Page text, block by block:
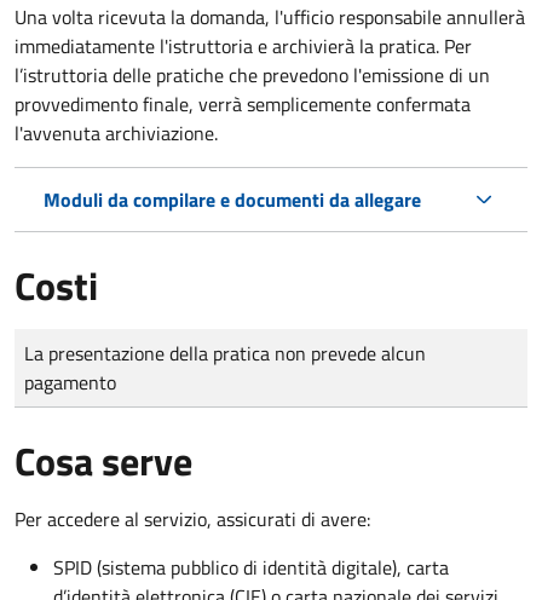
Una volta ricevuta la domanda, l'ufficio responsabile annullerà
immediatamente l'istruttoria e archivierà la pratica. Per
l’istruttoria delle pratiche che prevedono l'emissione di un
provvedimento finale, verrà semplicemente confermata
l'avvenuta archiviazione.
Moduli da compilare e documenti da allegare
Costi
Tipo di pagamento
Importo
La presentazione della pratica non prevede alcun
pagamento
Cosa serve
Per accedere al servizio, assicurati di avere:
SPID (sistema pubblico di identità digitale), carta